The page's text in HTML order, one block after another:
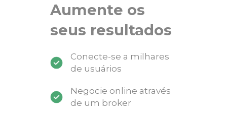
Aumente os
seus resultados
Conecte-se a milhares
de usuários
Negocie online através
de um broker